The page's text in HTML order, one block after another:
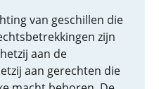
van geschillen die
zijn
aan de
aan gerechten die